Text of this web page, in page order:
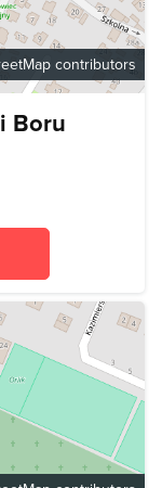
contributors
Boru